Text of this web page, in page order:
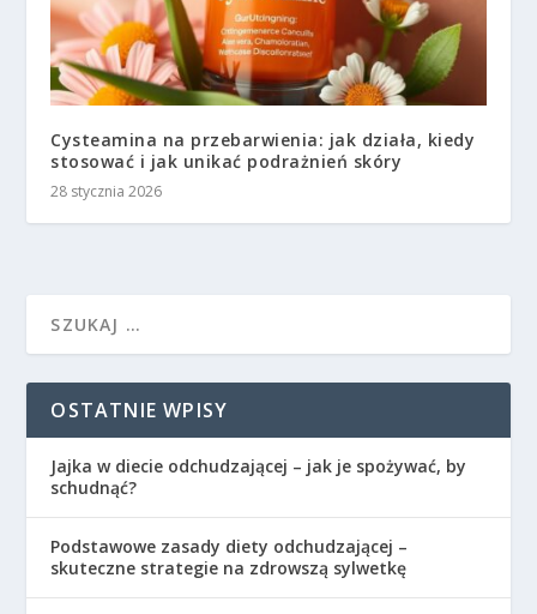
Cysteamina na przebarwienia: jak działa, kiedy
stosować i jak unikać podrażnień skóry
28 stycznia 2026
OSTATNIE WPISY
Jajka w diecie odchudzającej – jak je spożywać, by
schudnąć?
Podstawowe zasady diety odchudzającej –
skuteczne strategie na zdrowszą sylwetkę